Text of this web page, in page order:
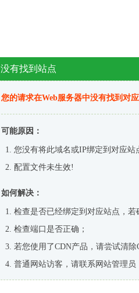
没有找到站点
您的请求在Web服务器中没有找到对
可能原因：
您没有将此域名或IP绑定到对应站
配置文件未生效!
如何解决：
检查是否已经绑定到对应站点，
检查端口是否正确；
若您使用了CDN产品，请尝试清除
普通网站访客，请联系网站管理员